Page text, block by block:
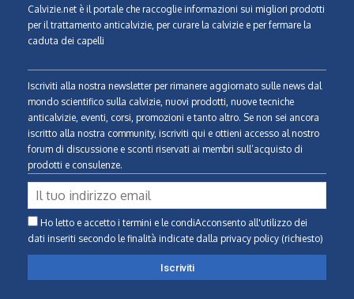
Calvizie.net è il portale che raccoglie informazioni sui migliori prodotti
per il trattamento anticalvizie, per curare la calvizie e per fermare la
caduta dei capelli
Iscriviti alla nostra newsletter per rimanere aggiornato sulle news dal
mondo scientifico sulla calvizie, nuovi prodotti, nuove tecniche
anticalvizie, eventi, corsi, promozioni e tanto altro. Se non sei ancora
iscritto alla nostra community, iscriviti qui e ottieni accesso al nostro
forum di discussione e sconti riservati ai membri sull’acquisto di
prodotti e consulenze.
Ho letto e accetto i termini e le condiAcconsento all'utilizzo dei
dati inseriti secondo le finalità indicate dalla privacy policy (richiesto)